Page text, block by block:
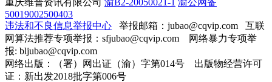
重庆维普资讯有限公司 渝B2-20050021-1 渝公网备
50019002500403
违法和不良信息举报中心 举报邮箱：jubao@cqvip.com 互联
网算法推荐专项举报：sfjubao@cqvip.com 网络暴力专项举
报: bljubao@cqvip.com
网络出版：（署）网出证（渝）字第014号 出版物经营许可
证：新出发2018批字第006号